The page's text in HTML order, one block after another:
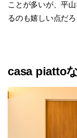
ことが多いが、平
るのも嬉しい点だろ
casa piatto